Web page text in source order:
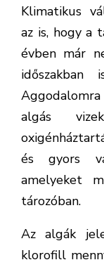
Klimatikus
az is, hogy a
évben már
időszakban
algás
és gyors
amelyeket
tározóban.
Az algák
klorofill